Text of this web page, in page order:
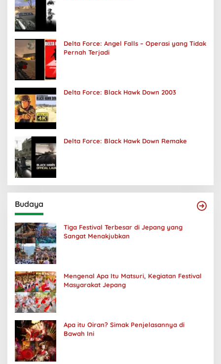
Delta Force: Angel Falls – Operasi yang Tidak
Pernah Terjadi
Delta Force: Black Hawk Down 2003
Delta Force: Black Hawk Down Remake
Budaya
Tiga Festival Terbesar di Jepang yang
Sangat Menakjubkan
Mengenal Apa Itu Matsuri, Kegiatan Festival
Masyarakat Jepang
Apa itu Oiran? Simak Penjelasannya di
Bawah Ini